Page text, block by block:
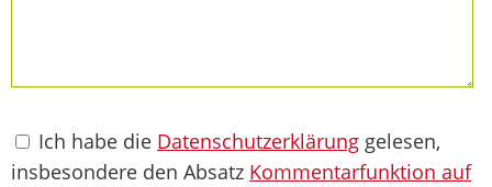
Ich habe die Datenschutzerklärung gelesen,
insbesondere den Absatz Kommentarfunktion auf